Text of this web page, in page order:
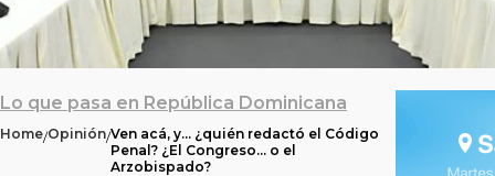
Lo que pasa en República Dominicana
Home/Opinión/Ven acá, y… ¿quién redactó el Código
Penal? ¿El Congreso… o el
Arzobispado?